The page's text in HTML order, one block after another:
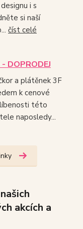
i s
si naší
číst celé
DOPRODEJ
a plátěnek 3F
k cenové
této
naposledy...
akcích a